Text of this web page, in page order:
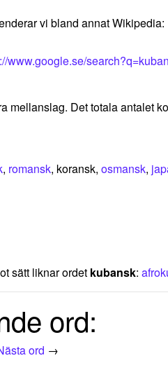
vi bland annat Wikipedia:
www.google.se/
mellanslag. Det totala antalet
, romansk, koransk, osmansk,
sätt liknar ordet kubansk:
ord:
ord →